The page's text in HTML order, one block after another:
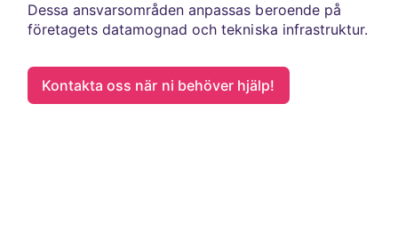
Dessa ansvarsområden anpassas beroende på
företagets datamognad och tekniska infrastruktur.
Kontakta oss när ni behöver hjälp!